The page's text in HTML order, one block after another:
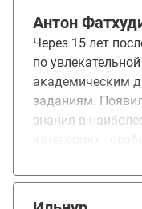
бы более
уверенность на
аргумент для
работы.
до Ведущего
Антон
Через 15 лет
по
академическим
заданиям.
знания в
Будем честны -